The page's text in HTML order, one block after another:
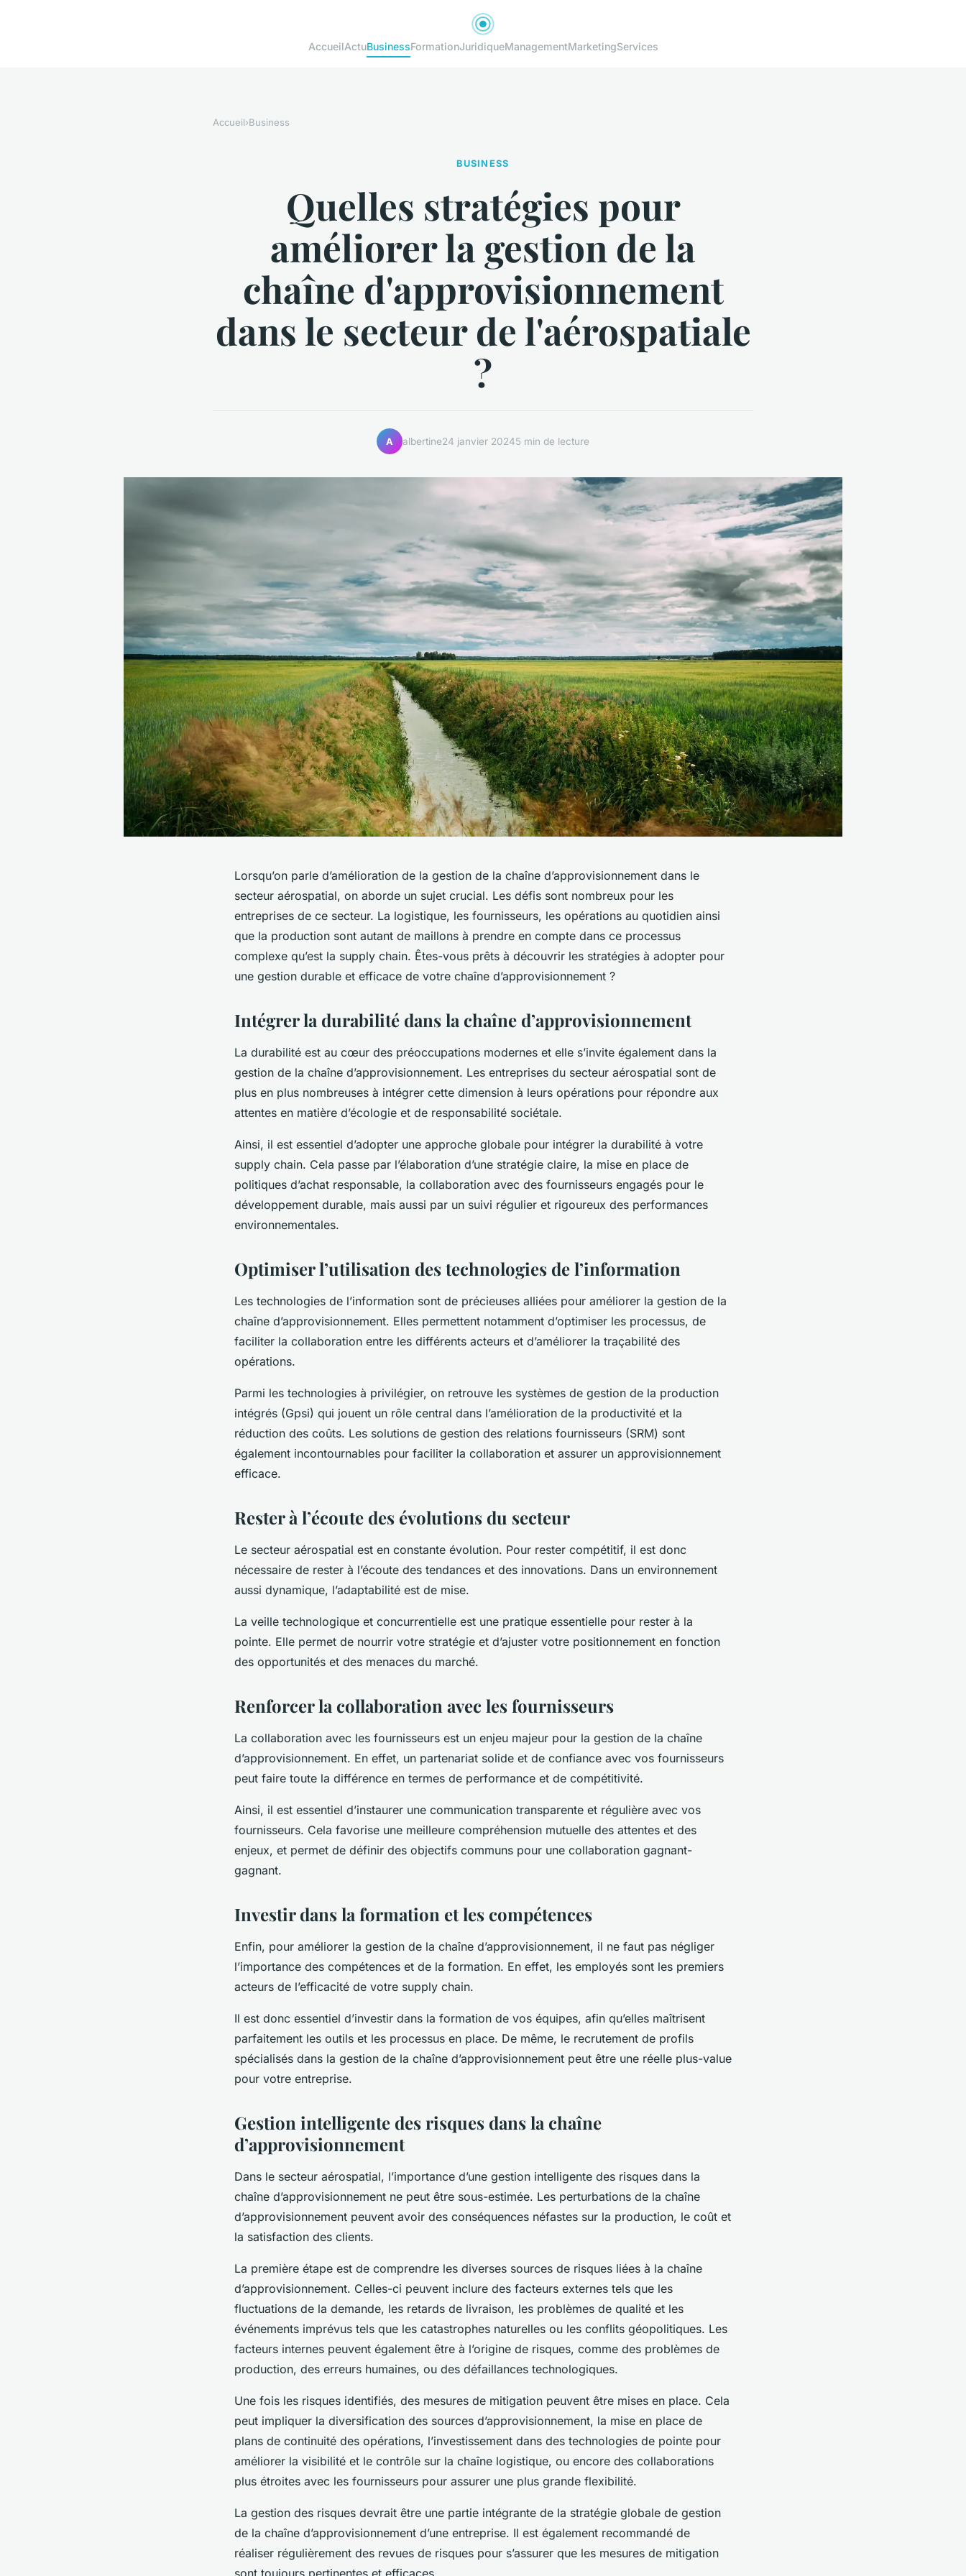
AccueilActuBusinessFormationJuridiqueManagementMarketingServices
Accueil›Business
BUSINESS
Quelles stratégies pour
améliorer la gestion de la
chaîne d'approvisionnement
dans le secteur de l'aérospatiale
?
A albertine24 janvier 20245 min de lecture
Lorsqu’on parle d’amélioration de la gestion de la chaîne d’approvisionnement dans le
secteur aérospatial, on aborde un sujet crucial. Les défis sont nombreux pour les
entreprises de ce secteur. La logistique, les fournisseurs, les opérations au quotidien ainsi
que la production sont autant de maillons à prendre en compte dans ce processus
complexe qu’est la supply chain. Êtes-vous prêts à découvrir les stratégies à adopter pour
une gestion durable et efficace de votre chaîne d’approvisionnement ?
Intégrer la durabilité dans la chaîne d’approvisionnement
La durabilité est au cœur des préoccupations modernes et elle s’invite également dans la
gestion de la chaîne d’approvisionnement. Les entreprises du secteur aérospatial sont de
plus en plus nombreuses à intégrer cette dimension à leurs opérations pour répondre aux
attentes en matière d’écologie et de responsabilité sociétale.
Ainsi, il est essentiel d’adopter une approche globale pour intégrer la durabilité à votre
supply chain. Cela passe par l’élaboration d’une stratégie claire, la mise en place de
politiques d’achat responsable, la collaboration avec des fournisseurs engagés pour le
développement durable, mais aussi par un suivi régulier et rigoureux des performances
environnementales.
Optimiser l’utilisation des technologies de l’information
Les technologies de l’information sont de précieuses alliées pour améliorer la gestion de la
chaîne d’approvisionnement. Elles permettent notamment d’optimiser les processus, de
faciliter la collaboration entre les différents acteurs et d’améliorer la traçabilité des
opérations.
Parmi les technologies à privilégier, on retrouve les systèmes de gestion de la production
intégrés (Gpsi) qui jouent un rôle central dans l’amélioration de la productivité et la
réduction des coûts. Les solutions de gestion des relations fournisseurs (SRM) sont
également incontournables pour faciliter la collaboration et assurer un approvisionnement
efficace.
Rester à l’écoute des évolutions du secteur
Le secteur aérospatial est en constante évolution. Pour rester compétitif, il est donc
nécessaire de rester à l’écoute des tendances et des innovations. Dans un environnement
aussi dynamique, l’adaptabilité est de mise.
La veille technologique et concurrentielle est une pratique essentielle pour rester à la
pointe. Elle permet de nourrir votre stratégie et d’ajuster votre positionnement en fonction
des opportunités et des menaces du marché.
Renforcer la collaboration avec les fournisseurs
La collaboration avec les fournisseurs est un enjeu majeur pour la gestion de la chaîne
d’approvisionnement. En effet, un partenariat solide et de confiance avec vos fournisseurs
peut faire toute la différence en termes de performance et de compétitivité.
Ainsi, il est essentiel d’instaurer une communication transparente et régulière avec vos
fournisseurs. Cela favorise une meilleure compréhension mutuelle des attentes et des
enjeux, et permet de définir des objectifs communs pour une collaboration gagnant-
gagnant.
Investir dans la formation et les compétences
Enfin, pour améliorer la gestion de la chaîne d’approvisionnement, il ne faut pas négliger
l’importance des compétences et de la formation. En effet, les employés sont les premiers
acteurs de l’efficacité de votre supply chain.
Il est donc essentiel d’investir dans la formation de vos équipes, afin qu’elles maîtrisent
parfaitement les outils et les processus en place. De même, le recrutement de profils
spécialisés dans la gestion de la chaîne d’approvisionnement peut être une réelle plus-value
pour votre entreprise.
Gestion intelligente des risques dans la chaîne
d’approvisionnement
Dans le secteur aérospatial, l’importance d’une gestion intelligente des risques dans la
chaîne d’approvisionnement ne peut être sous-estimée. Les perturbations de la chaîne
d’approvisionnement peuvent avoir des conséquences néfastes sur la production, le coût et
la satisfaction des clients.
La première étape est de comprendre les diverses sources de risques liées à la chaîne
d’approvisionnement. Celles-ci peuvent inclure des facteurs externes tels que les
fluctuations de la demande, les retards de livraison, les problèmes de qualité et les
événements imprévus tels que les catastrophes naturelles ou les conflits géopolitiques. Les
facteurs internes peuvent également être à l’origine de risques, comme des problèmes de
production, des erreurs humaines, ou des défaillances technologiques.
Une fois les risques identifiés, des mesures de mitigation peuvent être mises en place. Cela
peut impliquer la diversification des sources d’approvisionnement, la mise en place de
plans de continuité des opérations, l’investissement dans des technologies de pointe pour
améliorer la visibilité et le contrôle sur la chaîne logistique, ou encore des collaborations
plus étroites avec les fournisseurs pour assurer une plus grande flexibilité.
La gestion des risques devrait être une partie intégrante de la stratégie globale de gestion
de la chaîne d’approvisionnement d’une entreprise. Il est également recommandé de
réaliser régulièrement des revues de risques pour s’assurer que les mesures de mitigation